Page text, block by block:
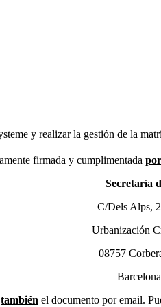
y realizar la gestión de la
firmada y cumplimentada
Secretaría
C/Dels Alps,
Urbanización
08757
también el documento por email.